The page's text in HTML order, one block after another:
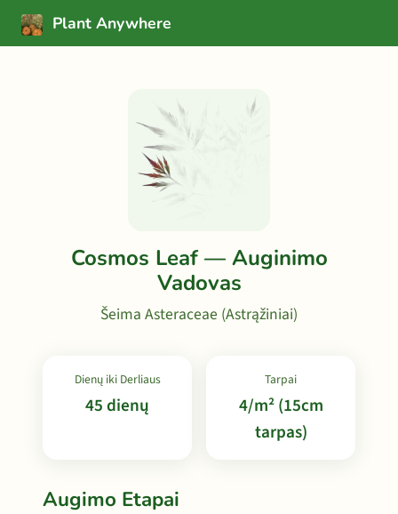
Plant Anywhere
Cosmos Leaf — Auginimo
Vadovas
Šeima Asteraceae (Astrąžiniai)
Dienų iki Derliaus
45 dienų
Tarpai
4/m² (15cm
tarpas)
Augimo Etapai